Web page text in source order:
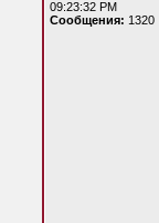
09:23:32 PM
Сообщения: 1320